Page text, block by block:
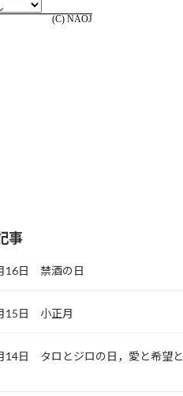
事
16日 禁酒の日
15日 小正月
14日 タロとジロの日，愛と希望と